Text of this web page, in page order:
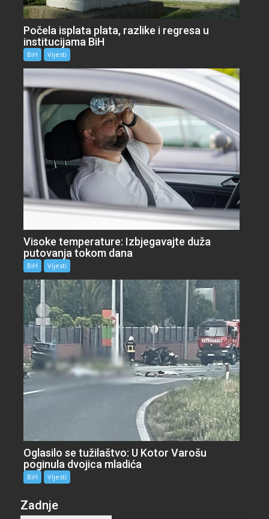
Počela isplata plata, razlike i regresa u
institucijama BiH
BiH Vijesti
Visoke temperature: Izbjegavajte duža
putovanja tokom dana
BiH Vijesti
Oglasilo se tužilaštvo: U Kotor Varošu
poginula dvojica mladića
BiH Vijesti
Zadnje